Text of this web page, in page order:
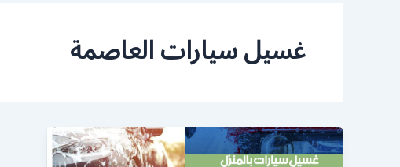
غسيل سيارات العاصمة